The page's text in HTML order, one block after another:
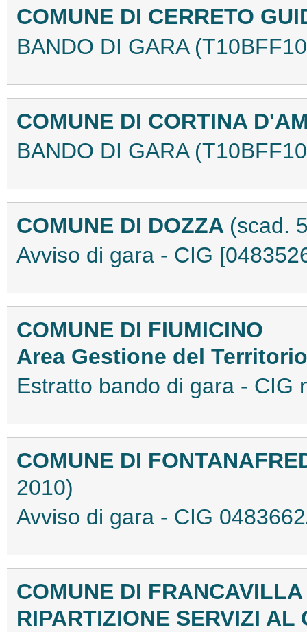
COMUNE DI CERRETO
BANDO DI GARA
COMUNE DI CORTINA
BANDO DI GARA
COMUNE DI DOZZA (scad.
Avviso di gara - CIG
COMUNE DI FIUMICINO
Area Gestione del
Estratto bando di gara - CIG
COMUNE DI
2010)
Avviso di gara - CIG
COMUNE DI
RIPARTIZIONE SERVIZI